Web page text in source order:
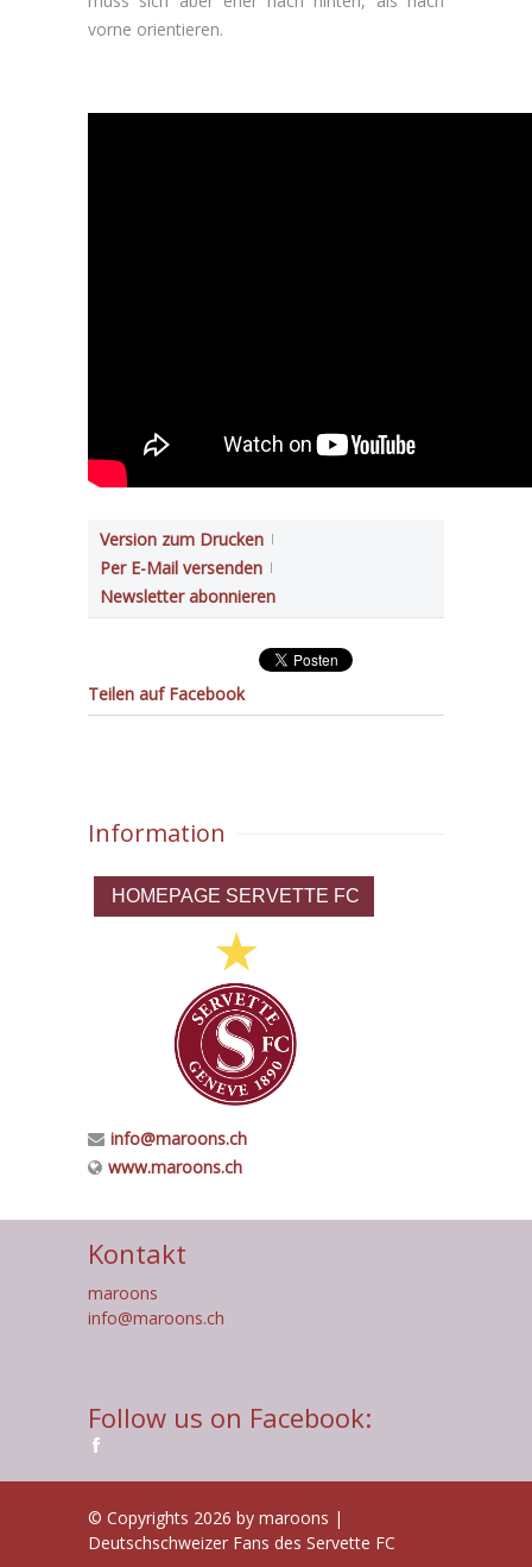
vorne orientieren.
Version zum Drucken
Per E-Mail versenden
Newsletter abonnieren
Teilen auf Facebook
Information
HOMEPAGE SERVETTE FC
info@maroons.ch
www.maroons.ch
Kontakt
maroons
info@maroons.ch
Follow us on Facebook:
© Copyrights 2026 by maroons |
Deutschschweizer Fans des Servette FC